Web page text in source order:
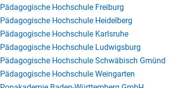
Pädagogische Hochschule Freiburg
Pädagogische Hochschule Heidelberg
Pädagogische Hochschule Karlsruhe
Pädagogische Hochschule Ludwigsburg
Pädagogische Hochschule Schwäbisch Gmünd
Pädagogische Hochschule Weingarten